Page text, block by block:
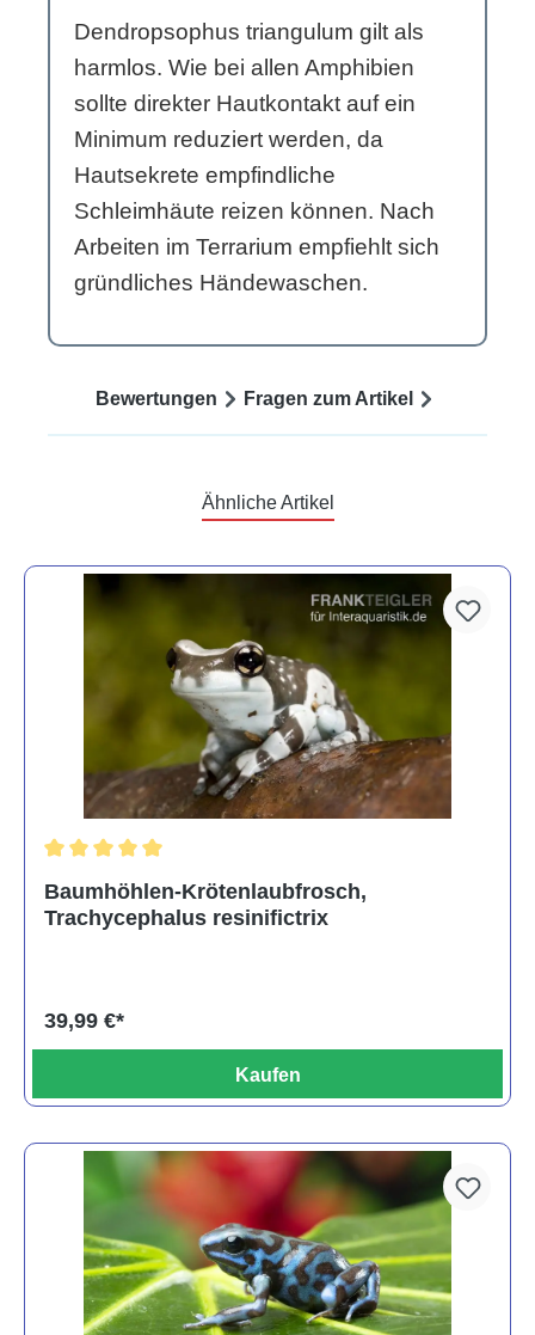
Dendropsophus triangulum gilt als
harmlos. Wie bei allen Amphibien
sollte direkter Hautkontakt auf ein
Minimum reduziert werden, da
Hautsekrete empfindliche
Schleimhäute reizen können. Nach
Arbeiten im Terrarium empfiehlt sich
gründliches Händewaschen.
Bewertungen Fragen zum Artikel
Ähnliche Artikel
Baumhöhlen-Krötenlaubfrosch,
Trachycephalus resinifictrix
39,99 €*
Kaufen